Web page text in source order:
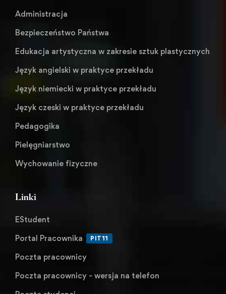
Administracja
Bezpieczeństwo Państwa
Edukacja artystyczna w zakresie sztuk plastycznych
Język angielski w praktyce przekładu
Język niemiecki w praktyce przekładu
Język czeski w praktyce przekładu
Pedagogika
Pielęgniarstwo
Wychowanie fizyczne
Linki
EStudent
Portal Pracownika
PIT11
Poczta pracownicy
Poczta pracownicy - wersja na telefon